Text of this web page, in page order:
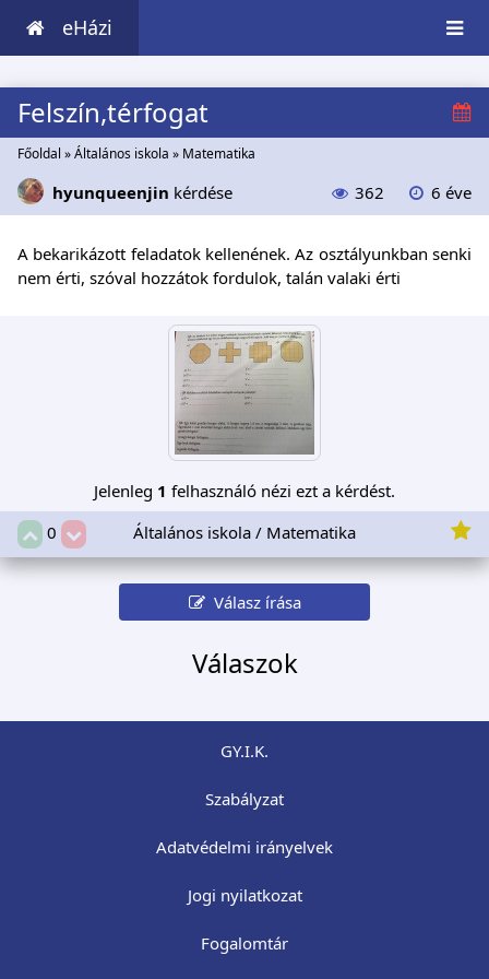
eHázi
Felszín,térfogat
Főoldal »Általános iskola » Matematika
hyunqueenjin kérdése 362 6 éve
A bekarikázott feladatok kellenének. Az osztályunkban senki
nem érti, szóval hozzátok fordulok, talán valaki érti
Jelenleg 1 felhasználó nézi ezt a kérdést.
0
Általános iskola / Matematika
Válasz írása
Válaszok
GY.I.K.
Szabályzat
Adatvédelmi irányelvek
Jogi nyilatkozat
Fogalomtár